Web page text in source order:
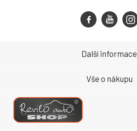
Další informace
Vše o nákupu